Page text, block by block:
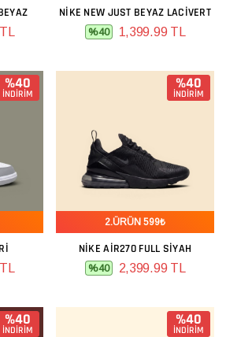
NIKE NEW JUST BEYAZ LACIVERT
%40 1,399.99 TL
%40
İNDİRİM
%40
İNDİRİM
2.ÜRÜN 599₺
NIKE AIR270 FULL SIYAH
%40 2,399.99 TL
%40
İNDİRİM
%40
İNDİRİM